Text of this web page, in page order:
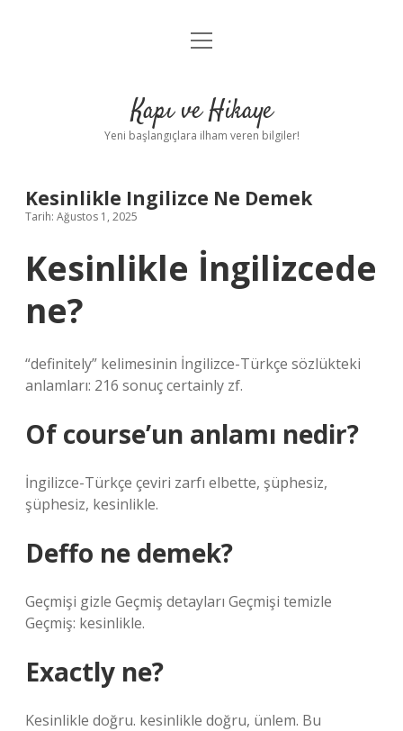
Anasayfa
Yasal Uyarı
menüyü
Kapı ve Hikaye
Yeni başlangıçlara ilham veren bilgiler!
Kesinlikle Ingilizce Ne Demek
Tarih: Ağustos 1, 2025
Kesinlikle İngilizcede
ne?
“definitely” kelimesinin İngilizce-Türkçe sözlükteki
anlamları: 216 sonuç certainly zf.
Of course’un anlamı nedir?
İngilizce-Türkçe çeviri zarfı elbette, şüphesiz,
şüphesiz, kesinlikle.
Deffo ne demek?
Geçmişi gizle Geçmiş detayları Geçmişi temizle
Geçmiş: kesinlikle.
Exactly ne?
Kesinlikle doğru. kesinlikle doğru, ünlem. Bu